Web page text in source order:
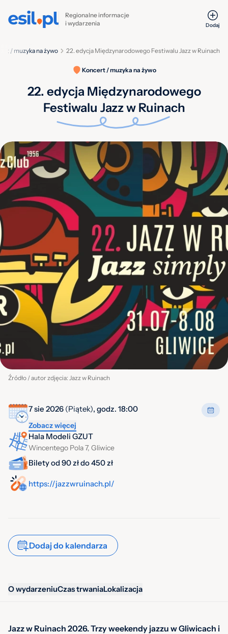
Regionalne informacje
i wydarzenia
Dodaj
22. edycja Międzynarodowego Festiwalu Jazz w Ruinach
/ muzyka na żywo
Koncert / muzyka na żywo
22. edycja Międzynarodowego
Festiwalu Jazz w Ruinach
Źródło / autor zdjęcia: Jazz w Ruinach
7 sie 2026 (Piątek), godz. 18:00
Zobacz więcej
Hala Modeli GZUT
Wincentego Pola 7, Gliwice
Bilety od 90 zł do 450 zł
https://jazzwruinach.pl/
Dodaj do kalendarza
O wydarzeniuCzas trwaniaLokalizacja
Jazz w Ruinach 2026. Trzy weekendy jazzu w Gliwicach i